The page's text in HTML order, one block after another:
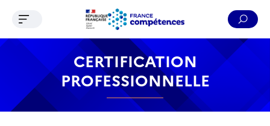
Contenu Recherche Menu Pied de page
Ouvrir le menu de navigation
CERTIFICATION
PROFESSIONNELLE